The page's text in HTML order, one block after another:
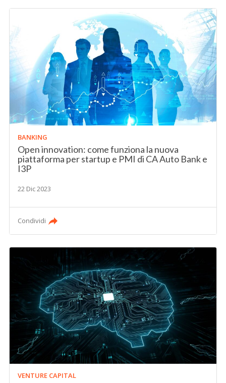
BANKING
Open innovation: come funziona la nuova
piattaforma per startup e PMI di CA Auto Bank e
I3P
22 Dic 2023
Condividi
VENTURE CAPITAL